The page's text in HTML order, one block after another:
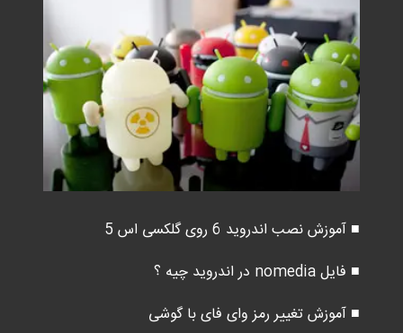
■ آموزش نصب اندروید 6 روی گلکسی اس 5
■ فایل nomedia در اندروید چیه ؟
■ آموزش تغییر رمز وای فای با گوشی